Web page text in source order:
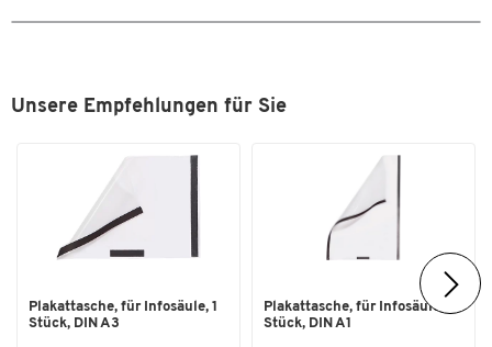
Breite [mm] 112
Unsere Empfehlungen für Sie
Plakattasche, für Infosäule, 1
Stück, DIN A3
Plakattasche, für Infosäule, 1
Stück, DIN A1